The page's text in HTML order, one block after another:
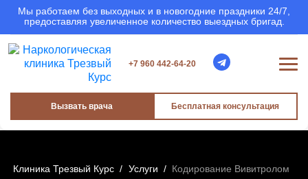
Мы работаем без выходных и в новогодние праздники 24/7,
предоставляя увеличенное количество выездных бригад.
+7 960 442-64-20
Вызвать врача Бесплатная консультация
Клиника Трезвый Курс / Услуги / Кодирование Вивитролом